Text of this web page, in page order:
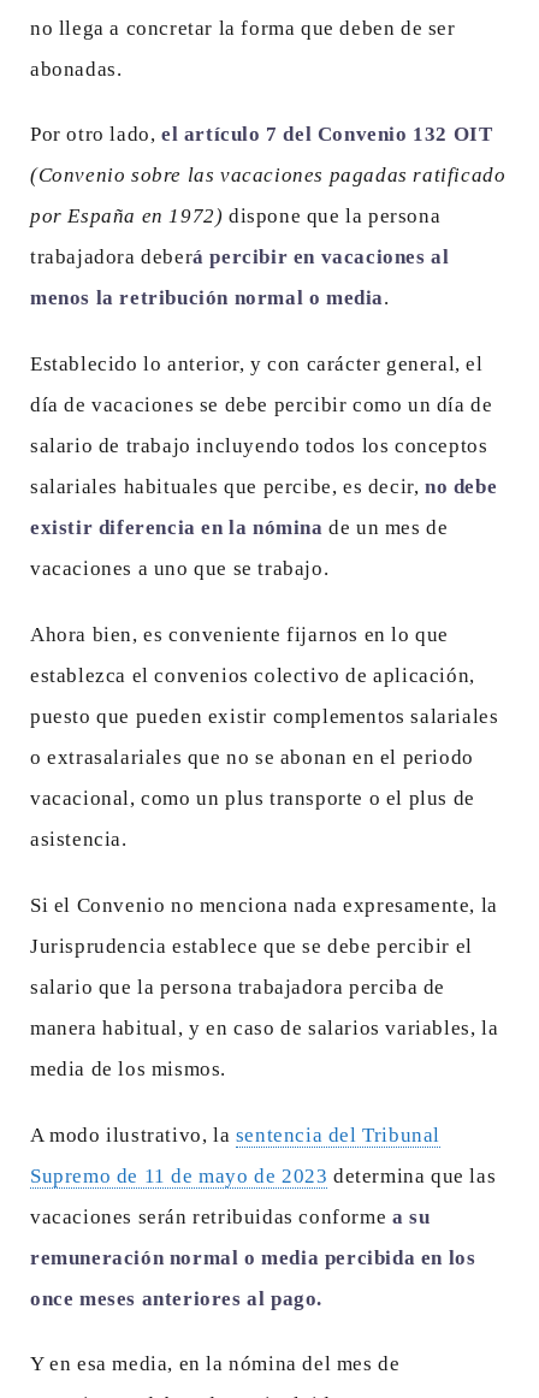
no llega a concretar la forma que deben de ser
abonadas.
Por otro lado, el artículo 7 del Convenio 132 OIT
(Convenio sobre las vacaciones pagadas ratificado
por España en 1972) dispone que la persona
trabajadora deberá percibir en vacaciones al
menos la retribución normal o media.
Establecido lo anterior, y con carácter general, el
día de vacaciones se debe percibir como un día de
salario de trabajo incluyendo todos los conceptos
salariales habituales que percibe, es decir,no debe
existir diferencia en la nómina de un mes de
vacaciones a uno que se trabajo.
Ahora bien, es conveniente fijarnos en lo que
establezca el convenios colectivo de aplicación,
puesto que pueden existir complementos salariales
o extrasalariales que no se abonan en el periodo
vacacional, como un plus transporte o el plus de
asistencia.
Si el Convenio no menciona nada expresamente, la
Jurisprudencia establece que se debe percibir el
salario que la persona trabajadora perciba de
manera habitual, y en caso de salarios variables, la
media de los mismos.
A modo ilustrativo, la sentencia del Tribunal
Supremo de 11 de mayo de 2023 determina que las
vacaciones serán retribuidas conforme a su
remuneración normal o media percibida en los
once meses anteriores al pago.
Y en esa media, en la nómina del mes de